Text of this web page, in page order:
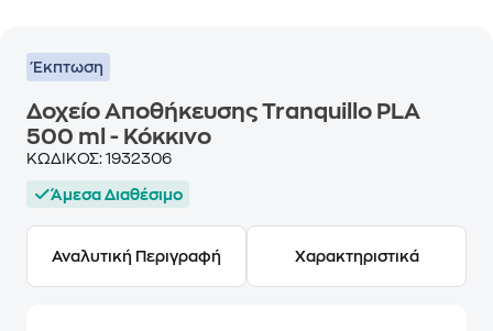
Έκπτωση
Δοχείο Αποθήκευσης Tranquillo PLA
500 ml - Κόκκινο
ΚΩΔΙΚΟΣ: 1932306
Άμεσα Διαθέσιμο
Αναλυτική Περιγραφή Χαρακτηριστικά